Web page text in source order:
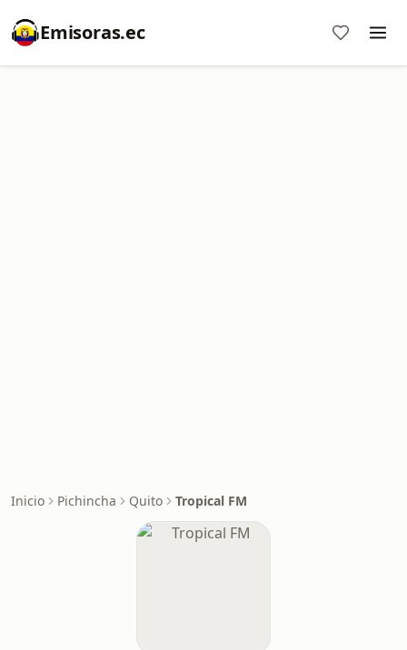
Emisoras.ec
Inicio Pichincha Quito Tropical FM